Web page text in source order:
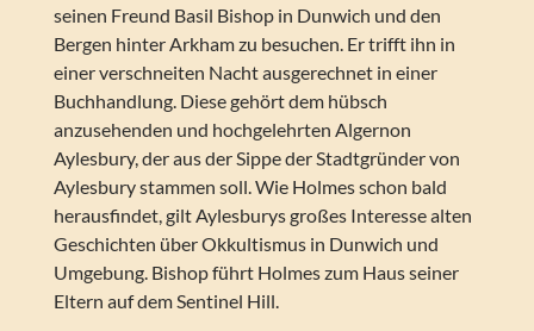
seinen Freund Basil Bishop in Dunwich und den
Bergen hinter Arkham zu besuchen. Er trifft ihn in
einer verschneiten Nacht ausgerechnet in einer
Buchhandlung. Diese gehört dem hübsch
anzusehenden und hochgelehrten Algernon
Aylesbury, der aus der Sippe der Stadtgründer von
Aylesbury stammen soll. Wie Holmes schon bald
herausfindet, gilt Aylesburys großes Interesse alten
Geschichten über Okkultismus in Dunwich und
Umgebung. Bishop führt Holmes zum Haus seiner
Eltern auf dem Sentinel Hill.